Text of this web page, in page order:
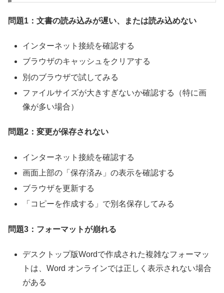
問題1：文書の読み込みが遅い、または読み込めない
インターネット接続を確認する
ブラウザのキャッシュをクリアする
別のブラウザで試してみる
ファイルサイズが大きすぎないか確認する（特に画
像が多い場合）
問題2：変更が保存されない
インターネット接続を確認する
画面上部の「保存済み」の表示を確認する
ブラウザを更新する
「コピーを作成する」で別名保存してみる
問題3：フォーマットが崩れる
デスクトップ版Wordで作成された複雑なフォーマッ
トは、Word オンラインでは正しく表示されない場合
がある